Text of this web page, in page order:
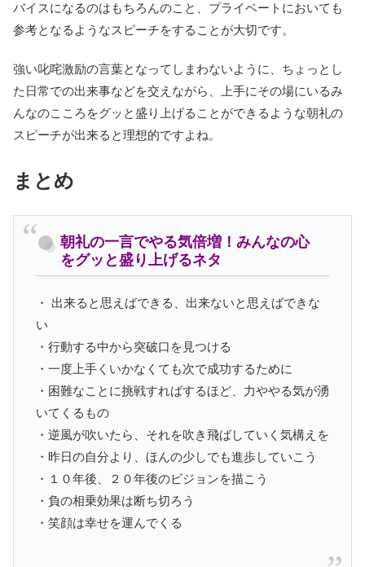
バイスになるのはもちろんのこと、プライベートにおいても
参考となるようなスピーチをすることが大切です。
強い叱咤激励の言葉となってしまわないように、ちょっとし
た日常での出来事などを交えながら、上手にその場にいるみ
んなのこころをグッと盛り上げることができるような朝礼の
スピーチが出来ると理想的ですよね。
まとめ
朝礼の一言でやる気倍増！みんなの心
をグッと盛り上げるネタ
・ 出来ると思えばできる、出来ないと思えばできな
い
・行動する中から突破口を見つける
・一度上手くいかなくても次で成功するために
・困難なことに挑戦すればするほど、力ややる気が湧
いてくるもの
・逆風が吹いたら、それを吹き飛ばしていく気構えを
・昨日の自分より、ほんの少しでも進歩していこう
・１０年後、２０年後のビジョンを描こう
・負の相乗効果は断ち切ろう
・笑顔は幸せを運んでくる